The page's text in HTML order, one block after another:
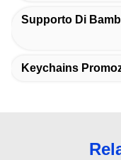
Supporto Di
Keychains